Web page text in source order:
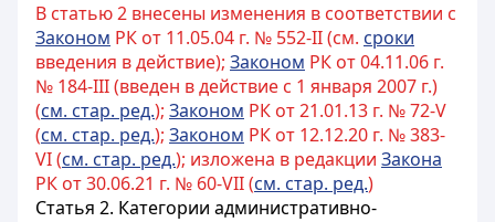
В статью 2 внесены изменения в соответствии с
Законом РК от 11.05.04 г. № 552-II (см. сроки
введения в действие); Законом РК от 04.11.06 г.
№ 184-III (введен в действие с 1 января 2007 г.)
(см. стар. ред.); Законом РК от 21.01.13 г. № 72-V
(см. стар. ред.); Законом РК от 12.12.20 г. № 383-
VI (см. стар. ред.); изложена в редакции Закона
РК от 30.06.21 г. № 60-VII (см. стар. ред.)
Статья 2. Категории административно-